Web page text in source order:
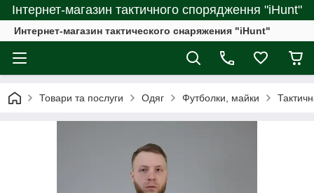
Інтернет-магазин тактичного спорядження "iHunt"
Интернет-магазин тактического снаряжения "iHunt"
Товари та послуги Одяг Футболки, майки